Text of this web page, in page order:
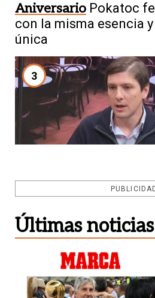
Aniversario Pokatoc
con la misma esencia
única
3
discurso del peronismo
Tierras
Últimas noticias